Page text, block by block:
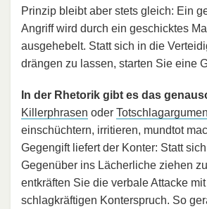
Prinzip bleibt aber stets gleich: Ein
Angriff wird durch ein geschicktes
ausgehebelt. Statt sich in die
drängen zu lassen, starten Sie eine
In der Rhetorik gibt es das
Killerphrasen oder
einschüchtern, irritieren, mundtot
Gegengift liefert der Konter: Statt
Gegenüber ins Lächerliche ziehen
entkräften Sie die verbale Attacke
schlagkräftigen Konterspruch. So